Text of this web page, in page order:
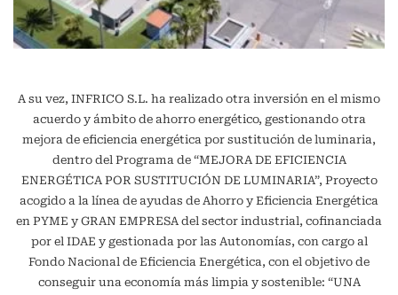
A su vez, INFRICO S.L. ha realizado otra inversión en el mismo
acuerdo y ámbito de ahorro energético, gestionando otra
mejora de eficiencia energética por sustitución de luminaria,
dentro del Programa de “MEJORA DE EFICIENCIA
ENERGÉTICA POR SUSTITUCIÓN DE LUMINARIA”, Proyecto
acogido a la línea de ayudas de Ahorro y Eficiencia Energética
en PYME y GRAN EMPRESA del sector industrial, cofinanciada
por el IDAE y gestionada por las Autonomías, con cargo al
Fondo Nacional de Eficiencia Energética, con el objetivo de
conseguir una economía más limpia y sostenible: “UNA